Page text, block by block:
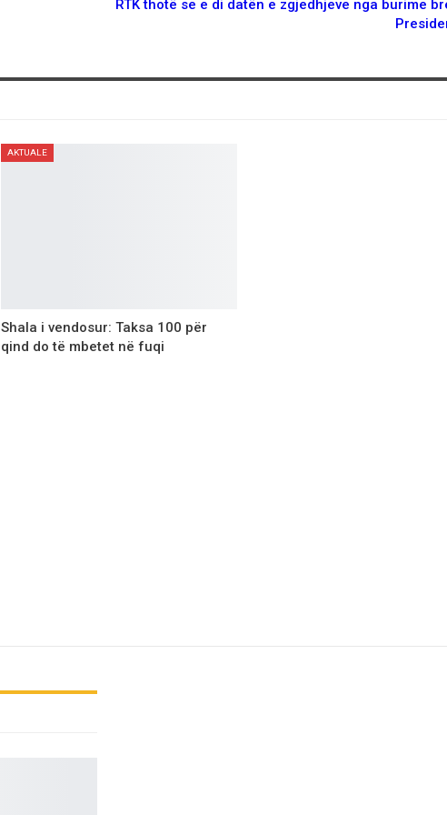
RTK thotë se e di datën e zgjedhjeve nga burime
AKTUALE
Shala i vendosur: Taksa 100 për
qind do të mbetet në fuqi